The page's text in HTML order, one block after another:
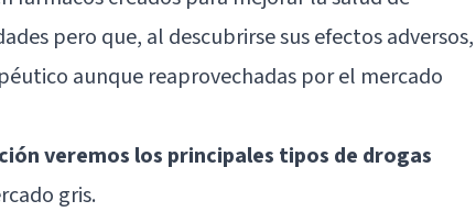
pero que, al descubrirse sus efectos adversos,
aunque reaprovechadas por el mercado
veremos los principales tipos de drogas
gris.